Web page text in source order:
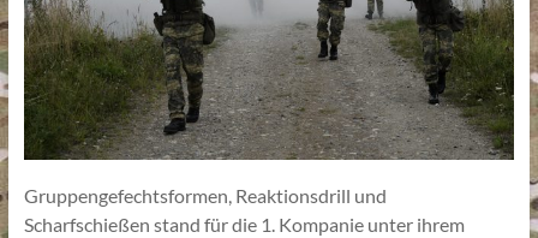
Gruppengefechtsformen, Reaktionsdrill und
Scharfschießen stand für die 1. Kompanie unter ihrem